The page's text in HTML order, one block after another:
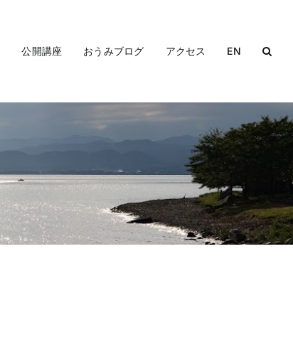
公開講座 おうみブログ アクセス EN